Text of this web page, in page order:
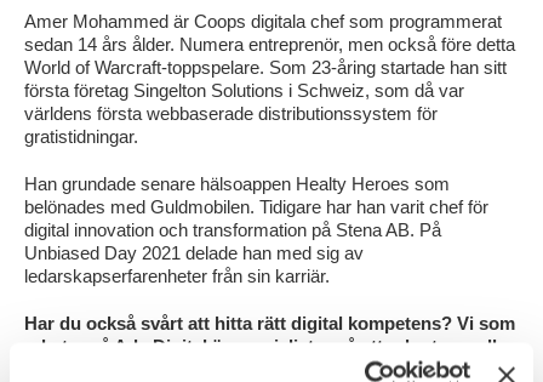
Amer Mohammed är Coops digitala chef som programmerat
sedan 14 års ålder. Numera entreprenör, men också före detta
World of Warcraft-toppspelare. Som 23-åring startade han sitt
första företag Singelton Solutions i Schweiz, som då var
världens första webbaserade distributionssystem för
gratistidningar.
Han grundade senare hälsoappen Healty Heroes som
belönades med Guldmobilen. Tidigare har han varit chef för
digital innovation och transformation på Stena AB. På
Unbiased Day 2021 delade han med sig av
ledarskapserfarenheter från sin karriär.
Har du också svårt att hitta rätt digital kompetens? Vi som
arbetar på Ada Digital är specialister på att rekrytera roller
som som skillnad för din digitala affär och